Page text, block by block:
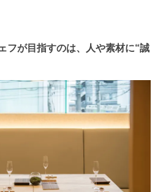
フが目指すのは、人や素材に“誠